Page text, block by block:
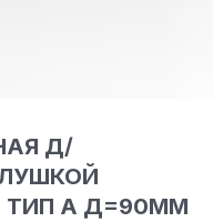
Д/
ТИП А Д=90ММ